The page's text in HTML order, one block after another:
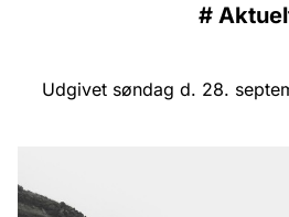
#
Udgivet søndag d. 28.